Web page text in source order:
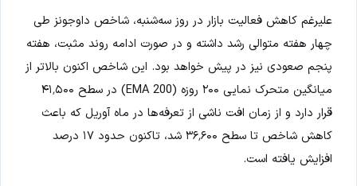
علیرغم کاهش فعالیت بازار در روز سه‌شنبه، شاخص داوجونز طی
چهار هفته متوالی رشد داشته و در صورت ادامه روند مثبت، هفته
پنجم صعودی نیز در پیش خواهد بود. این شاخص اکنون بالاتر از
میانگین متحرک نمایی ۲۰۰ روزه (EMA 200) در سطح ۴۱٬۵۰۰
قرار دارد و از زمان افت ناشی از تعرفه‌ها در ماه آوریل که باعث
کاهش شاخص تا سطح ۳۶٬۶۰۰ شد، تاکنون حدود ۱۷ درصد
افزایش یافته است.